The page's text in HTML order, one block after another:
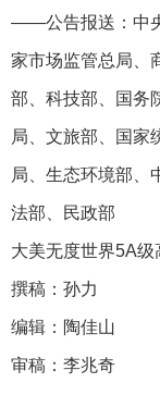
——公告报送：中
家市场监管总局、
部、科技部、国务
局、文旅部、国家
局、生态环境部、
法部、民政部
大美无度世界5A级
撰稿：孙力
编辑：陶佳山
审稿：李兆奇